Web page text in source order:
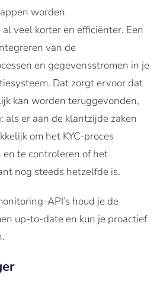
worden
veel korter en efficiënter. Een
van de
en gegevensstromen in je
Dat zorgt ervoor dat
kan worden teruggevonden,
als er aan de klantzijde zaken
om het KYC-proces
te controleren of het
nog steeds hetzelfde is.
API’s houd je de
up-to-date en kun je proactief